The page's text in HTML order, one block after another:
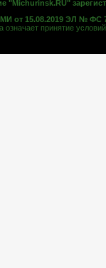
"Michurinsk.RU"
от 15.08.2019 ЭЛ № ФС
означает принятие условий